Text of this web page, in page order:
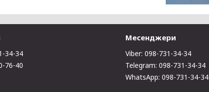
34-34
76-40
Месенджери
Viber: 098-731-34-34
Telegram: 098-731-34-34
WhatsApp: 098-731-34-34